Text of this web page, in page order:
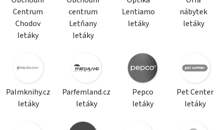
Centrum
Chodov
letáky
centrum
Letňany
letáky
Lentiamo
letáky
nábytek
letáky
Palmknihy.cz
letáky
Parfemland.cz
letáky
Pepco
letáky
Pet Center
letáky